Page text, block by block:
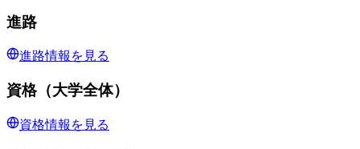
進路
進路情報を見る
資格（大学全体）
資格情報を見る